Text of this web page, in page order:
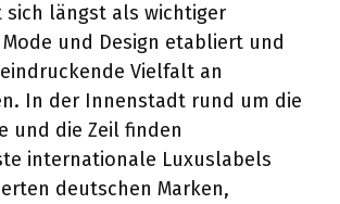
sich längst als wichtiger
und Design etabliert und
Vielfalt an
In der Innenstadt rund um die
und die Zeil finden
internationale Luxuslabels
deutschen Marken,